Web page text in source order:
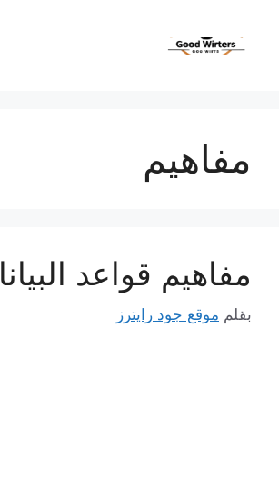
المحتوى
مفاهيم
مفاهيم قواعد
بقلم موقع جود رايترز